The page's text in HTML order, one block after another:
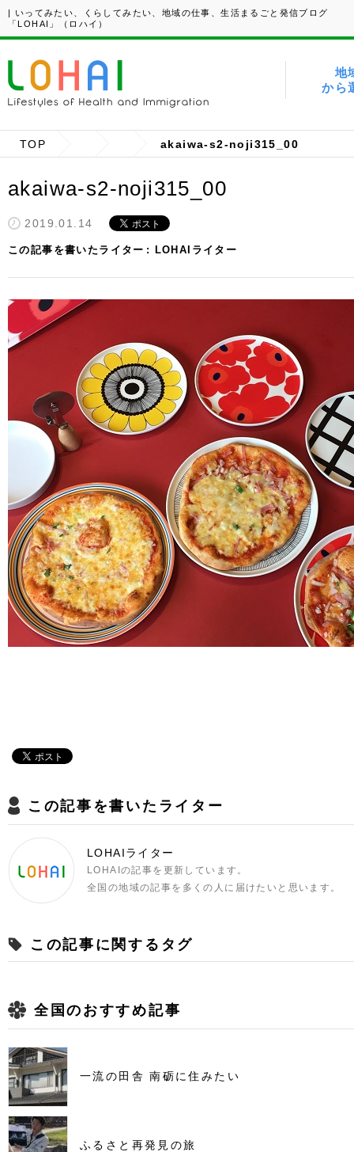
| いってみたい、くらしてみたい、地域の仕事、生活まるごと発信ブログ
「LOHAI」（ロハイ）
地
から
TOP akaiwa-s2-noji315_00
akaiwa-s2-noji315_00
2019.01.14
この記事を書いたライター LOHAIライター
この記事を書いたライター
LOHAIライター
LOHAIの記事を更新しています。
全国の地域の記事を多くの人に届けたいと思います。
この記事に関するタグ
全国のおすすめ記事
一流の田舎 南砺に住みたい
ふるさと再発見の旅